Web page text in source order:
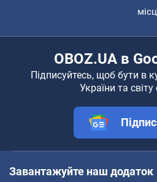
OBOZ.UA в
Підписуйтесь, щоб бути в
України та світу
Завантажуйте наш додаток